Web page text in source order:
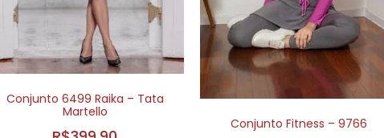
Conjunto 6499 Raika – Tata
Martello
Conjunto Fitness – 9766